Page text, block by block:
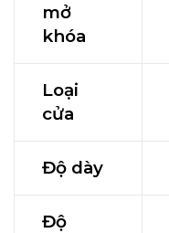
mở
khóa
Loại
cửa
Độ dày
Độ